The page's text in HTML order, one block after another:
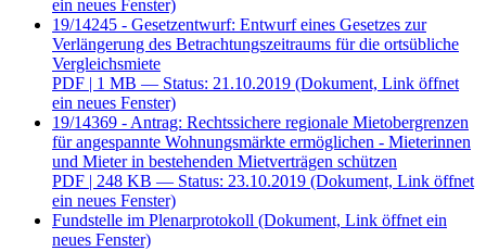
ein neues Fenster)
19/14245 - Gesetzentwurf: Entwurf eines Gesetzes zur
Verlängerung des Betrachtungszeitraums für die ortsübliche
Vergleichsmiete
PDF | 1 MB — Status: 21.10.2019 (Dokument, Link öffnet
ein neues Fenster)
19/14369 - Antrag: Rechtssichere regionale Mietobergrenzen
für angespannte Wohnungsmärkte ermöglichen - Mieterinnen
und Mieter in bestehenden Mietverträgen schützen
PDF | 248 KB — Status: 23.10.2019 (Dokument, Link öffnet
ein neues Fenster)
Fundstelle im Plenarprotokoll (Dokument, Link öffnet ein
neues Fenster)